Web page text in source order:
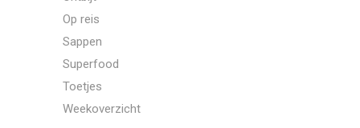
Op reis
Sappen
Superfood
Toetjes
Weekoverzicht